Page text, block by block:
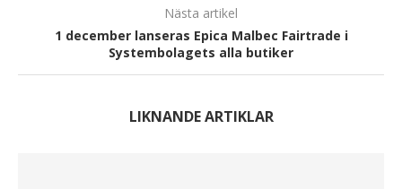
Nästa artikel
1 december lanseras Epica Malbec Fairtrade i
Systembolagets alla butiker
LIKNANDE ARTIKLAR